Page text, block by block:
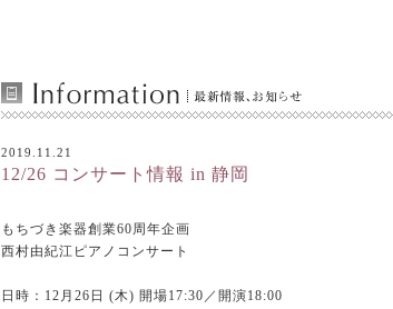
2019.11.21
12/26 コンサート情報 in 静岡
もちづき楽器創業60周年企画
西村由紀江ピアノコンサート
日時：12月26日 (木) 開場17:30／開演18:00